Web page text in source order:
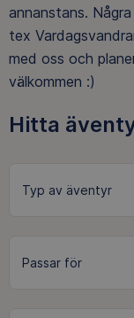
annanstans.
tex
med oss och
välkommen :)
Hitta